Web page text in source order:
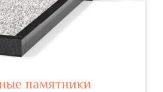
памятники